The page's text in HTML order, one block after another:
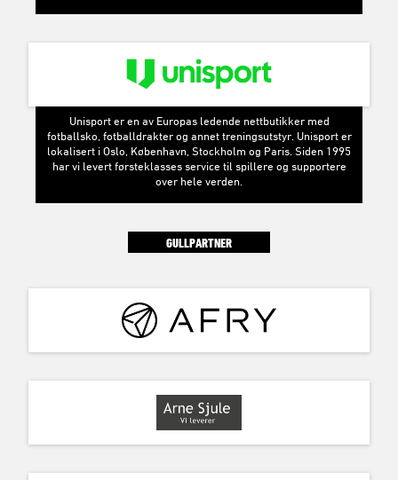
Unisport er en av Europas ledende nettbutikker med
fotballsko, fotballdrakter og annet treningsutstyr. Unisport er
lokalisert i Oslo, København, Stockholm og Paris. Siden 1995
har vi levert førsteklasses service til spillere og supportere
over hele verden.
GULLPARTNER